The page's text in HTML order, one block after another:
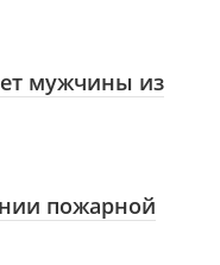
мужчины из
пожарной